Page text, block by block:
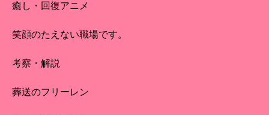
癒し・回復アニメ
笑顔のたえない職場です。
考察・解説
葬送のフリーレン